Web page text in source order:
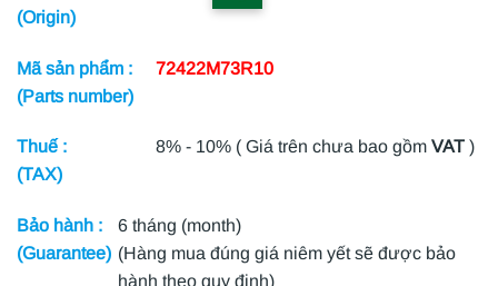
(Origin)
Mã sản phẩm :
(Parts number)
72422M73R10
Thuế :
(TAX)
8% - 10% ( Giá trên chưa bao gồmVAT )
Bảo hành :
(Guarantee)
6 tháng (month)
(Hàng mua đúng giá niêm yết sẽ được bảo
hành theo quy định)